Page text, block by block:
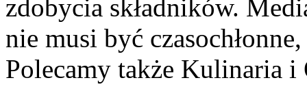
zdobycia składników.
nie musi być
Polecamy także Kulinaria